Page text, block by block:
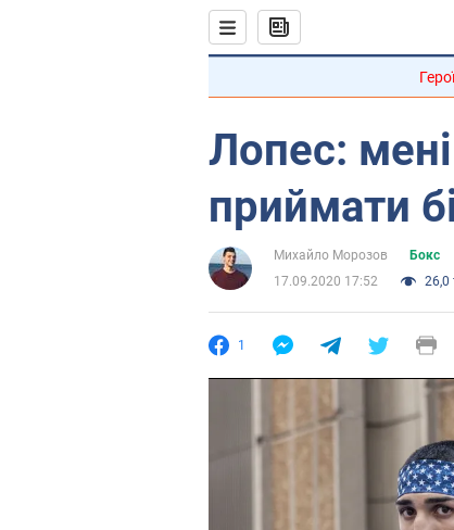
Лопес:
приймати
Михайло Морозов
Бокс
17.09.2020 17:52
26,0
1